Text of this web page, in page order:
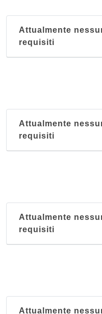
Attualmente
requisiti
Attualmente
requisiti
Attualmente
requisiti
Attualmente